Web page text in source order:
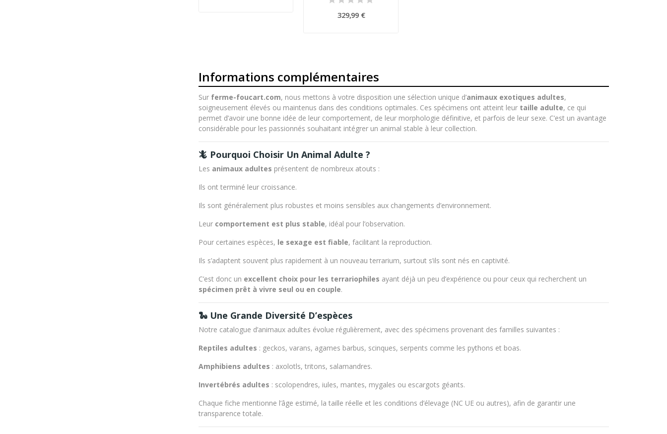
329,99 €
Informations complémentaires
Sur ferme-foucart.com, nous mettons à votre disposition une sélection unique d’animaux exotiques adultes,
soigneusement élevés ou maintenus dans des conditions optimales. Ces spécimens ont atteint leur taille adulte, ce qui
permet d’avoir une bonne idée de leur comportement, de leur morphologie définitive, et parfois de leur sexe. C’est un avantage
considérable pour les passionnés souhaitant intégrer un animal stable à leur collection.
🦎 Pourquoi Choisir Un Animal Adulte ?
Les animaux adultes présentent de nombreux atouts :
Ils ont terminé leur croissance.
Ils sont généralement plus robustes et moins sensibles aux changements d’environnement.
Leur comportement est plus stable, idéal pour l’observation.
Pour certaines espèces, le sexage est fiable, facilitant la reproduction.
Ils s’adaptent souvent plus rapidement à un nouveau terrarium, surtout s’ils sont nés en captivité.
C’est donc un excellent choix pour les terrariophiles ayant déjà un peu d’expérience ou pour ceux qui recherchent un
spécimen prêt à vivre seul ou en couple.
🐍 Une Grande Diversité D’espèces
Notre catalogue d’animaux adultes évolue régulièrement, avec des spécimens provenant des familles suivantes :
Reptiles adultes : geckos, varans, agames barbus, scinques, serpents comme les pythons et boas.
Amphibiens adultes : axolotls, tritons, salamandres.
Invertébrés adultes : scolopendres, iules, mantes, mygales ou escargots géants.
Chaque fiche mentionne l’âge estimé, la taille réelle et les conditions d’élevage (NC UE ou autres), afin de garantir une
transparence totale.